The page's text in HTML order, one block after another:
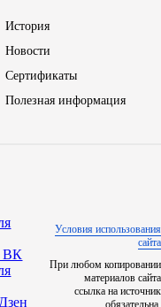
История
Новости
Сертификаты
Полезная информация
Условия использования
сайта
При любом копировании
материалов сайта
ссылка на источник
обязательна.